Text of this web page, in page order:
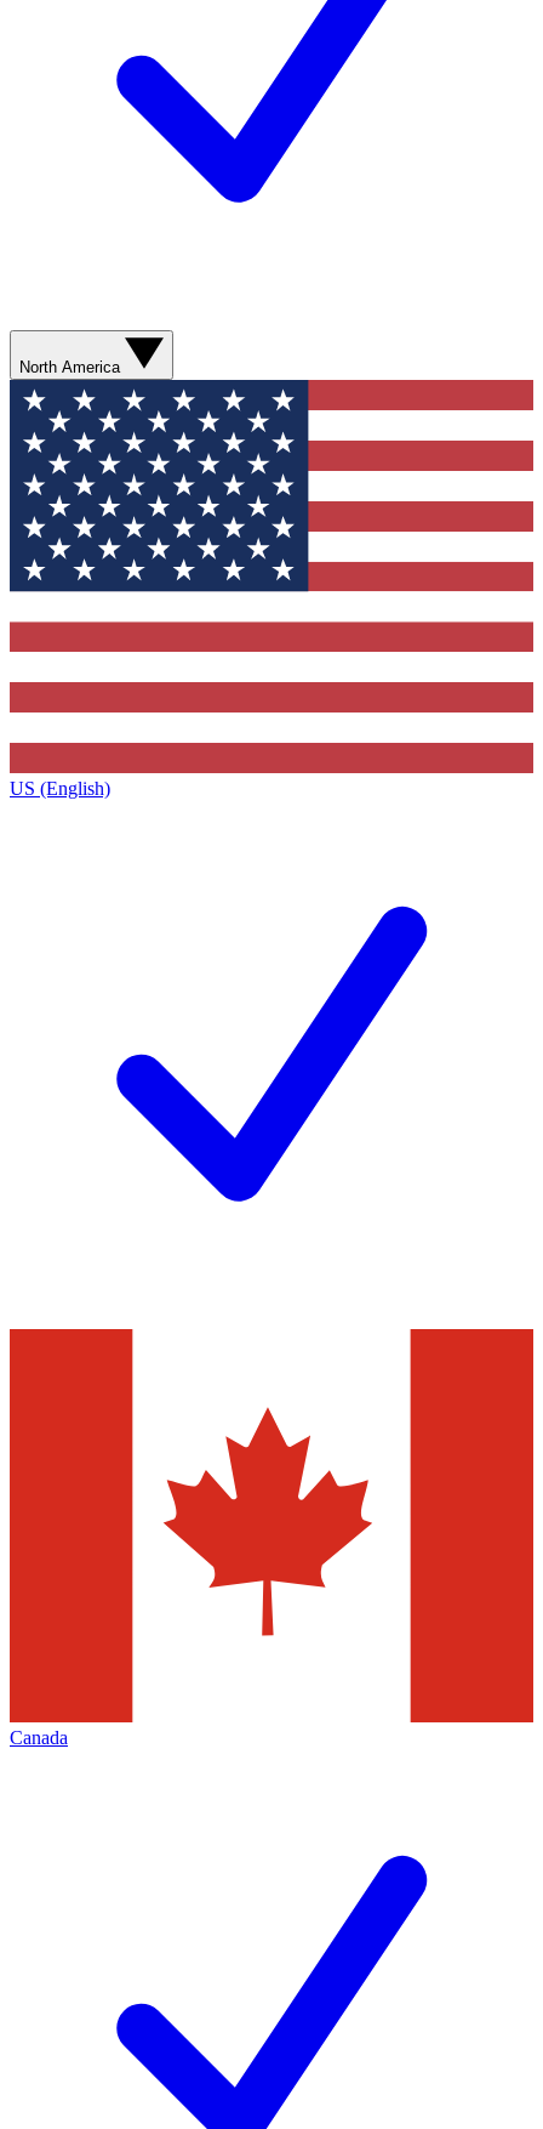
North America
US (English)
Canada